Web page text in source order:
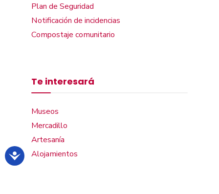
Plan de Seguridad
Notificación de incidencias
Compostaje comunitario
Te interesará
Museos
Mercadillo
Artesanía
Alojamientos